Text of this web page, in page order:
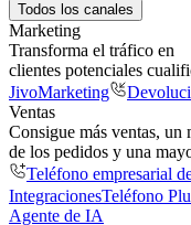
Todos los canales
Marketing
Transforma el tráfico en
clientes potenciales
JivoMarketing
Ventas
Consigue más ventas,
de los pedidos y una
Teléfono empresarial
IntegracionesTeléfono
Agente de IA